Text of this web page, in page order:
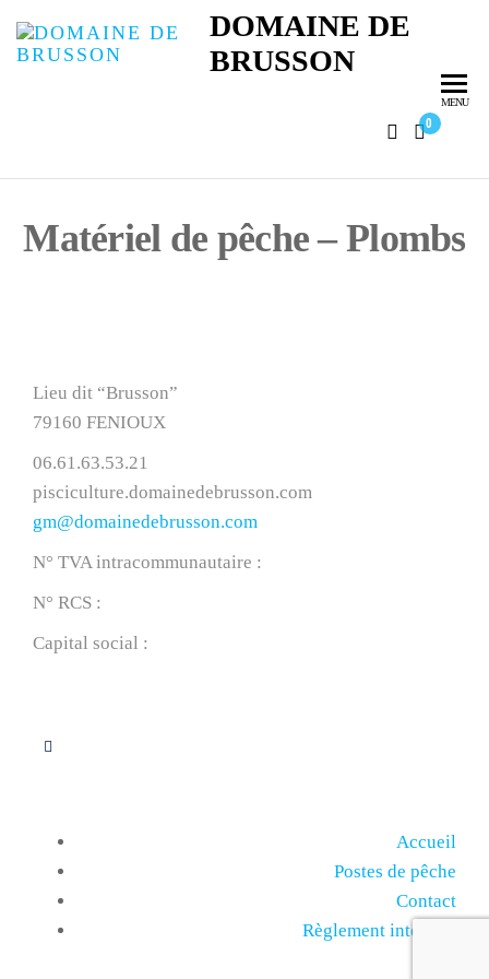
DOMAINE DE
BRUSSON
0
MENU
Matériel de pêche – Plombs
Lieu dit “Brusson”
79160 FENIOUX
06.61.63.53.21
pisciculture.domainedebrusson.com
gm@domainedebrusson.com
N° TVA intracommunautaire :
N° RCS :
Capital social :
Accueil
Postes de pêche
Contact
Règlement intérieur